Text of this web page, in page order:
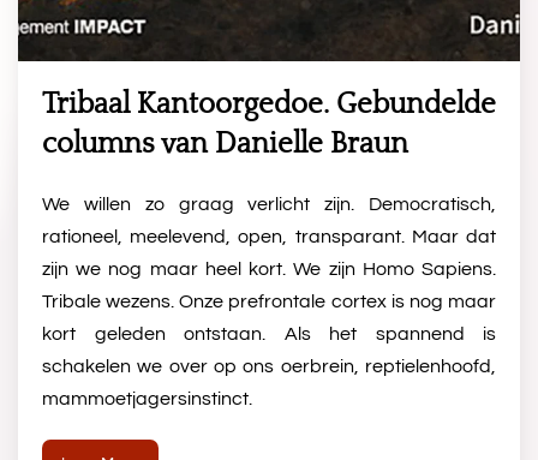
Tribaal Kantoorgedoe. Gebundelde
columns van Danielle Braun
We willen zo graag verlicht zijn. Democratisch,
rationeel, meelevend, open, transparant. Maar dat
zijn we nog maar heel kort. We zijn Homo Sapiens.
Tribale wezens. Onze prefrontale cortex is nog maar
kort geleden ontstaan. Als het spannend is
schakelen we over op ons oerbrein, reptielenhoofd,
mammoetjagersinstinct.